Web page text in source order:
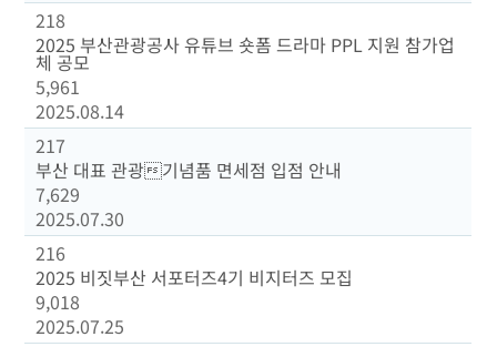
218
2025 부산관광공사 유튜브 숏폼 드라마 PPL 지원 참가업
체 공모
5,961
2025.08.14
217
부산 대표 관광기념품 면세점 입점 안내
7,629
2025.07.30
216
2025 비짓부산 서포터즈4기 비지터즈 모집
9,018
2025.07.25